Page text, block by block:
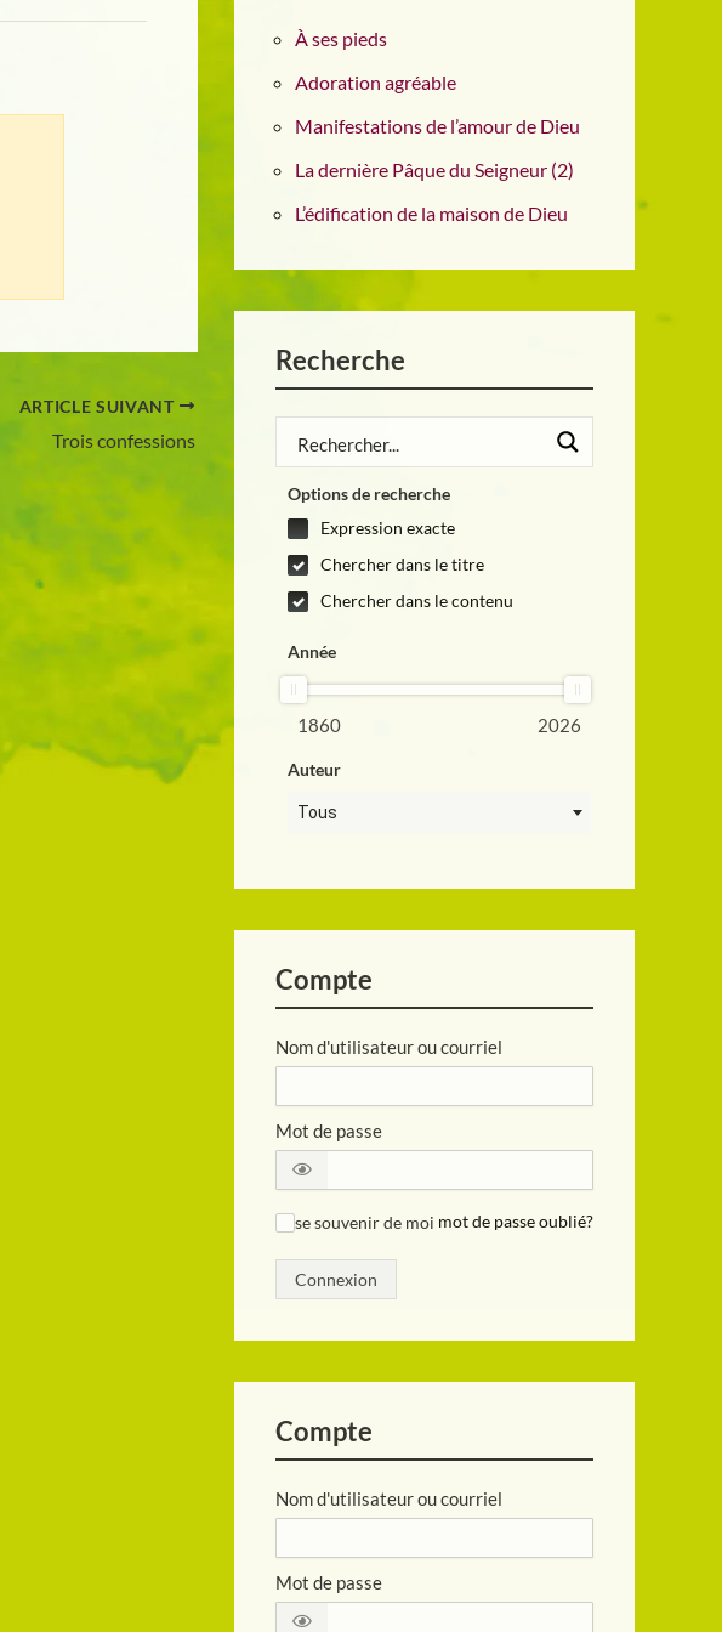
ARTICLE SUIVANT
Trois confessions
À ses pieds
Adoration agréable
Manifestations de l’amour de Dieu
La dernière Pâque du Seigneur (2)
L’édification de la maison de Dieu
Recherche
Options de recherche
Expression exacte
Chercher dans le titre
Chercher dans le contenu
Année
1860 2026
Auteur
Tous
Compte
Nom d'utilisateur ou courriel
Mot de passe
se souvenir de moi mot de passe oublié?
Connexion
Compte
Nom d'utilisateur ou courriel
Mot de passe